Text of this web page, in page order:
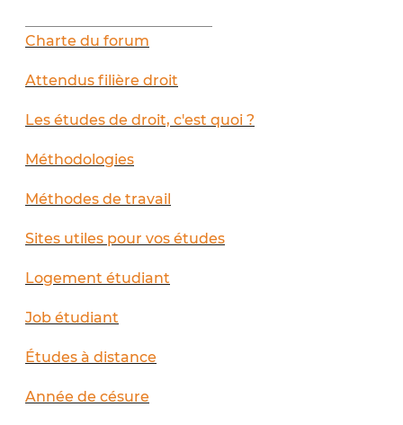
Charte du forum
Attendus filière droit
Les études de droit, c'est quoi ?
Méthodologies
Méthodes de travail
Sites utiles pour vos études
Logement étudiant
Job étudiant
Études à distance
Année de césure